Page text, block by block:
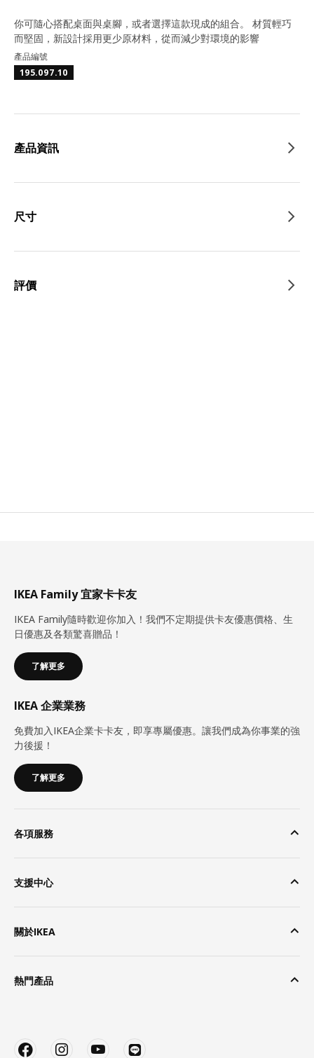
你可隨心搭配桌面與桌腳，或者選擇這款現成的組合。 材質輕巧
而堅固，新設計採用更少原材料，從而減少對環境的影響
產品編號
195.097.10
產品資訊
尺寸
評價
IKEA Family 宜家卡卡友
IKEA Family隨時歡迎你加入！我們不定期提供卡友優惠價格、生
日優惠及各類驚喜贈品！
了解更多
IKEA 企業業務
免費加入IKEA企業卡卡友，即享專屬優惠。讓我們成為你事業的強
力後援！
了解更多
各項服務
支援中心
關於IKEA
熱門產品